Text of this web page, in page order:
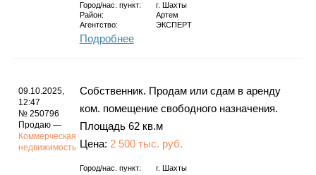
Город/нас. пункт: г.
Шахты
Район:
Артем
Агентство:
ЭКСПЕРТ
Подробнее
09.10.2025,
12:47
№ 250796
Продаю —
Коммерческая
недвижимость
Собственник. Продам или сдам в аренду
ком. помещение свободного назначения.
Площадь 62 кв.м
Цена: 2 500 тыс. руб.
Город/нас. пункт: г. Шахты